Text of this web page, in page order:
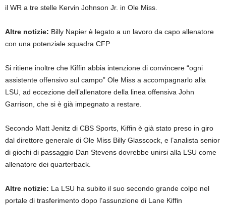
il WR a tre stelle Kervin Johnson Jr. in Ole Miss.
Altre notizie: Billy Napier è legato a un lavoro da capo allenatore
con una potenziale squadra CFP
Si ritiene inoltre che Kiffin abbia intenzione di convincere “ogni
assistente offensivo sul campo” Ole Miss a accompagnarlo alla
LSU, ad eccezione dell’allenatore della linea offensiva John
Garrison, che si è già impegnato a restare.
Secondo Matt Jenitz di CBS Sports, Kiffin è già stato preso in giro
dal direttore generale di Ole Miss Billy Glasscock, e l’analista senior
di giochi di passaggio Dan Stevens dovrebbe unirsi alla LSU come
allenatore dei quarterback.
Altre notizie: La LSU ha subito il suo secondo grande colpo nel
portale di trasferimento dopo l’assunzione di Lane Kiffin